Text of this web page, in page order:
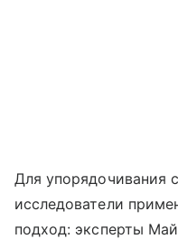
Для упорядочивания
исследователи
подход: эксперты